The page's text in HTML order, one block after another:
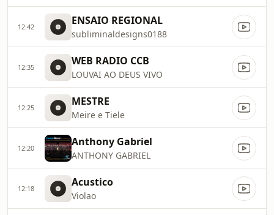
12:42 ENSAIO REGIONAL
subliminaldesigns0188
12:35 WEB RADIO CCB
LOUVAI AO DEUS VIVO
12:25 MESTRE
Meire e Tiele
12:20 Anthony Gabriel
ANTHONY GABRIEL
12:18 Acustico
Violao